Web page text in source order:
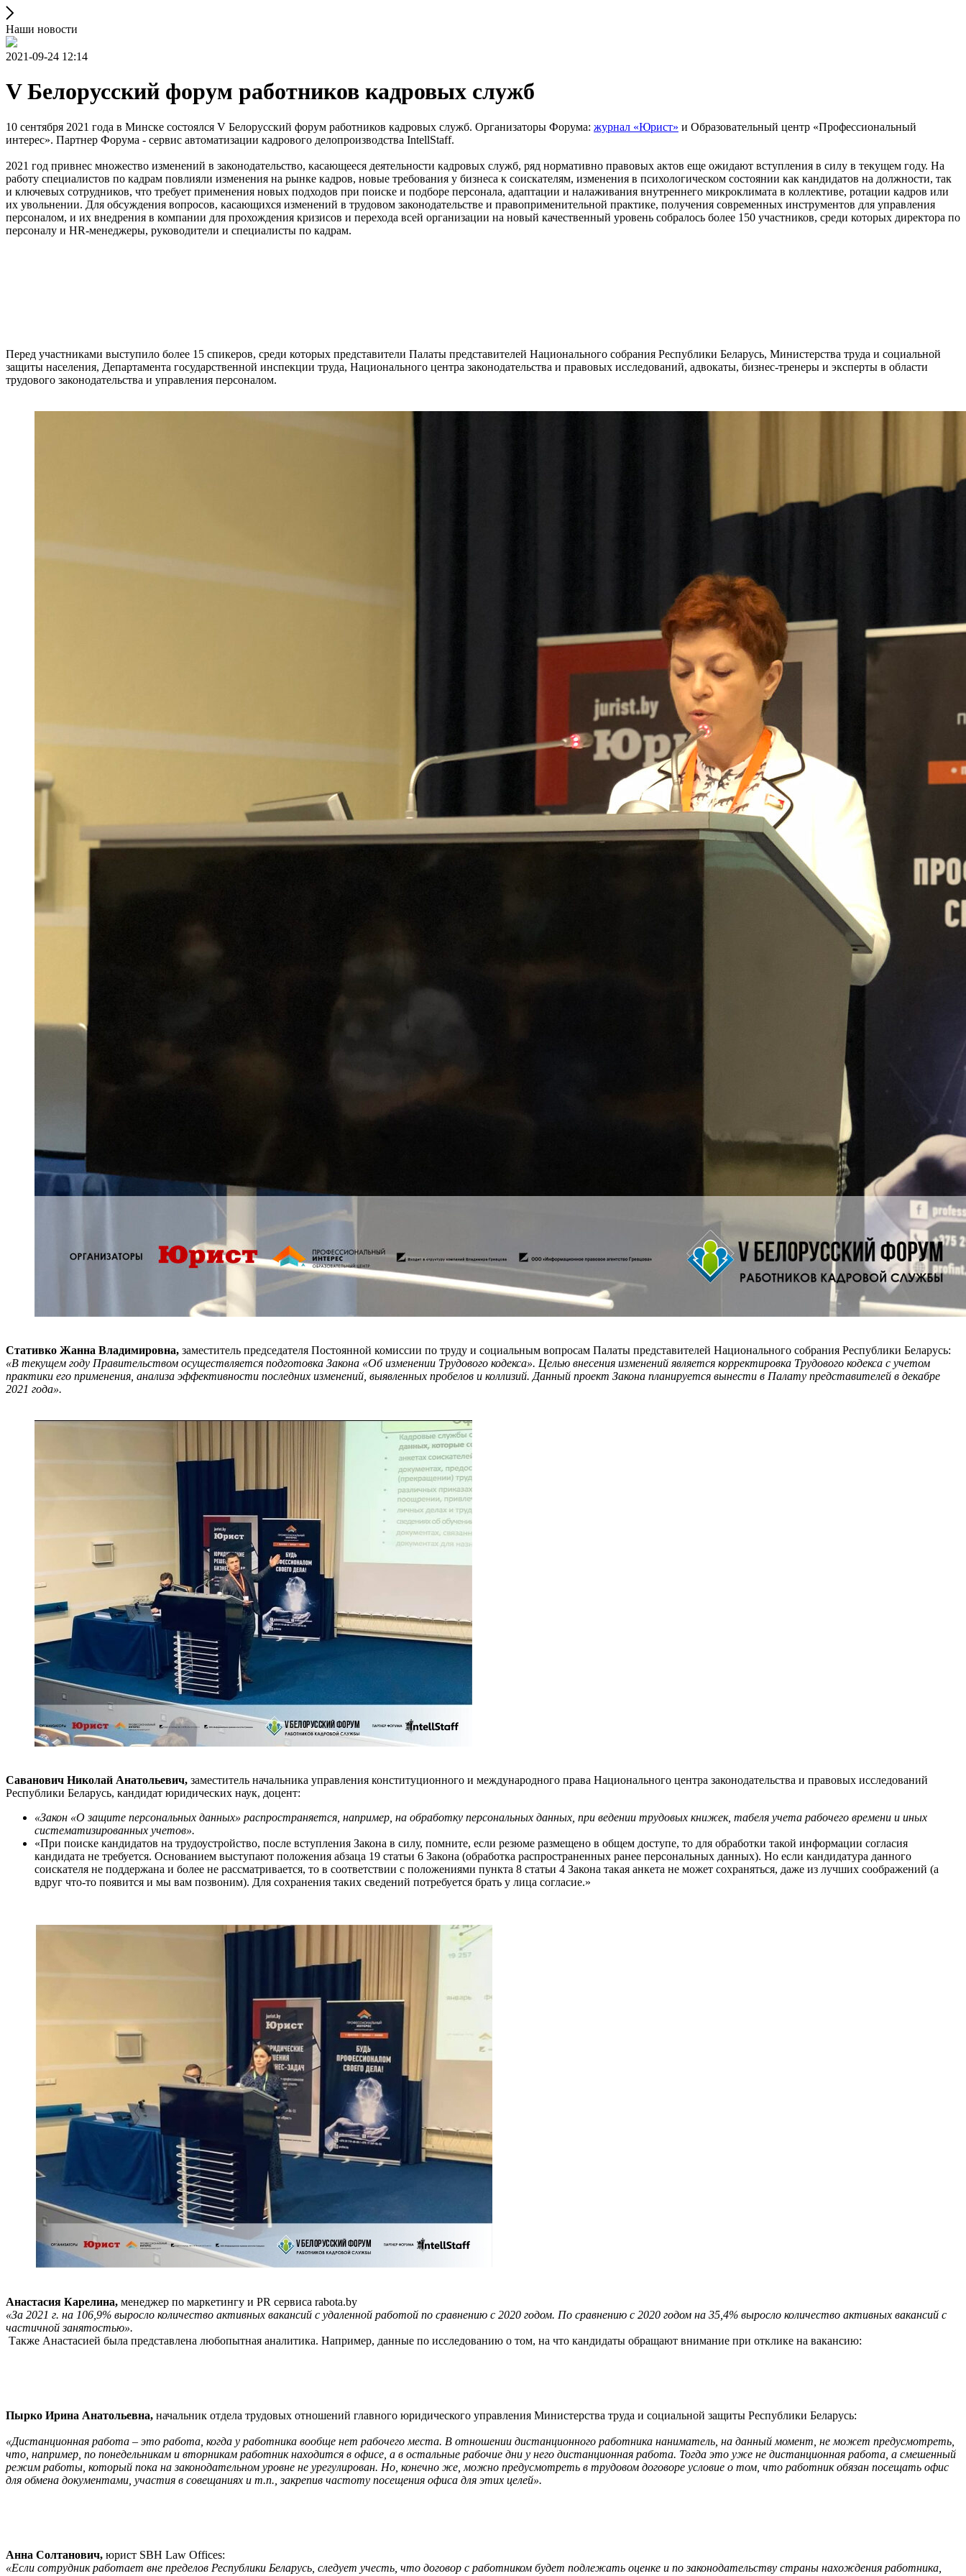
Наши новости
2021-09-24 12:14
V Белорусский форум работников кадровых служб
10 сентября 2021 года в Минске состоялся V Белорусский форум работников кадровых служб. Организаторы Форума: журнал «Юрист» и Образовательный центр «Профессиональный
интерес». Партнер Форума - сервис автоматизации кадрового делопроизводства IntellStaff.
2021 год привнес множество изменений в законодательство, касающееся деятельности кадровых служб, ряд нормативно правовых актов еще ожидают вступления в силу в текущем году. На
работу специалистов по кадрам повлияли изменения на рынке кадров, новые требования у бизнеса к соискателям, изменения в психологическом состоянии как кандидатов на должности, так
и ключевых сотрудников, что требует применения новых подходов при поиске и подборе персонала, адаптации и налаживания внутреннего микроклимата в коллективе, ротации кадров или
их увольнении. Для обсуждения вопросов, касающихся изменений в трудовом законодательстве и правоприменительной практике, получения современных инструментов для управления
персоналом, и их внедрения в компании для прохождения кризисов и перехода всей организации на новый качественный уровень собралось более 150 участников, среди которых директора по
персоналу и HR-менеджеры, руководители и специалисты по кадрам.
Перед участниками выступило более 15 спикеров, среди которых представители Палаты представителей Национального собрания Республики Беларусь, Министерства труда и социальной
защиты населения, Департамента государственной инспекции труда, Национального центра законодательства и правовых исследований, адвокаты, бизнес-тренеры и эксперты в области
трудового законодательства и управления персоналом.
Стативко Жанна Владимировна, заместитель председателя Постоянной комиссии по труду и социальным вопросам Палаты представителей Национального собрания Республики Беларусь:
«В текущем году Правительством осуществляется подготовка Закона «Об изменении Трудового кодекса». Целью внесения изменений является корректировка Трудового кодекса с учетом
практики его применения, анализа эффективности последних изменений, выявленных пробелов и коллизий. Данный проект Закона планируется вынести в Палату представителей в декабре
2021 года».
Саванович Николай Анатольевич, заместитель начальника управления конституционного и международного права Национального центра законодательства и правовых исследований
Республики Беларусь, кандидат юридических наук, доцент:
«Закон «О защите персональных данных» распространяется, например, на обработку персональных данных, при ведении трудовых книжек, табеля учета рабочего времени и иных
систематизированных учетов».
«При поиске кандидатов на трудоустройство, после вступления Закона в силу, помните, если резюме размещено в общем доступе, то для обработки такой информации согласия
кандидата не требуется. Основанием выступают положения абзаца 19 статьи 6 Закона (обработка распространенных ранее персональных данных). Но если кандидатура данного
соискателя не поддержана и более не рассматривается, то в соответствии с положениями пункта 8 статьи 4 Закона такая анкета не может сохраняться, даже из лучших соображений (а
вдруг что-то появится и мы вам позвоним). Для сохранения таких сведений потребуется брать у лица согласие.»
Анастасия Карелина, менеджер по маркетингу и PR сервиса rabota.by
«За 2021 г. на 106,9% выросло количество активных вакансий с удаленной работой по сравнению с 2020 годом. По сравнению с 2020 годом на 35,4% выросло количество активных вакансий с
частичной занятостью».
Также Анастасией была представлена любопытная аналитика. Например, данные по исследованию о том, на что кандидаты обращают внимание при отклике на вакансию:
Пырко Ирина Анатольевна, начальник отдела трудовых отношений главного юридического управления Министерства труда и социальной защиты Республики Беларусь:
«Дистанционная работа – это работа, когда у работника вообще нет рабочего места. В отношении дистанционного работника наниматель, на данный момент, не может предусмотреть,
что, например, по понедельникам и вторникам работник находится в офисе, а в остальные рабочие дни у него дистанционная работа. Тогда это уже не дистанционная работа, а смешенный
режим работы, который пока на законодательном уровне не урегулирован. Но, конечно же, можно предусмотреть в трудовом договоре условие о том, что работник обязан посещать офис
для обмена документами, участия в совещаниях и т.п., закрепив частоту посещения офиса для этих целей».
Анна Солтанович, юрист SBH Law Offices:
«Если сотрудник работает вне пределов Республики Беларусь, следует учесть, что договор с работником будет подлежать оценке и по законодательству страны нахождения работника,